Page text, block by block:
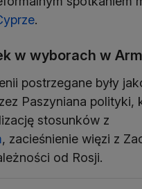
.
w wyborach w
postrzegane były
Paszyniana polityki,
stosunków z
, zacieśnienie więzi z
od Rosji.